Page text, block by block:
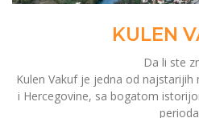
KULEN
Da li ste
Kulen Vakuf je jedna od
i Hercegovine, sa bogatom